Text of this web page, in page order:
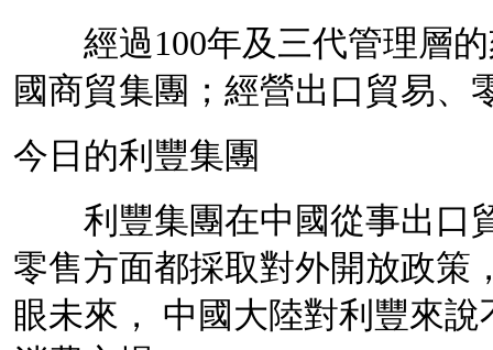
經過100年及三代管理層的
國商貿集團；經營出口貿易、
今日的利豐集團
利豐集團在中國從事出口貿
零售方面都採取對外開放政策
眼未來， 中國大陸對利豐來